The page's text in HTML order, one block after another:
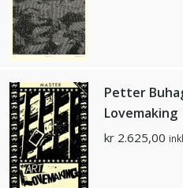
Petter
Lovemaking
kr 2.625,00